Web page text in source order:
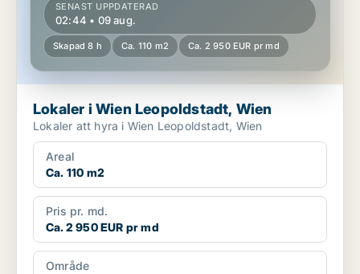
SENAST UPPDATERAD
02:44 • 09 aug.
Skapad 8 h Ca. 110 m2 Ca. 2 950 EUR pr md
Lokaler i Wien Leopoldstadt, Wien
Lokaler att hyra i Wien Leopoldstadt, Wien
Areal
Ca. 110 m2
Pris pr. md.
Ca. 2 950 EUR pr md
Område